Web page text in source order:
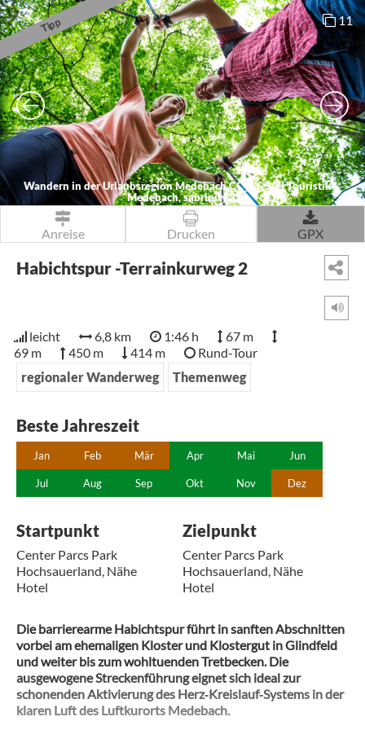
Tipp
Wandern in der Urlaubsregion MedebachCC-BY-SA|Touristik
Medebach, sabrinity
11
Anreise Drucken GPX
Habichtspur -Terrainkurweg 2
leicht 6,8 km 1:46 h
67 m
69 m
450 m 414 m
Rund-Tour
regionaler Wanderweg
Themenweg
Beste Jahreszeit
Jan Feb Mär Apr Mai Jun
Jul Aug Sep Okt Nov Dez
Startpunkt
Center Parcs Park
Hochsauerland, Nähe
Hotel
Zielpunkt
Center Parcs Park
Hochsauerland, Nähe
Hotel
Die barrierearme Habichtspur führt in sanften Abschnitten
vorbei am ehemaligen Kloster und Klostergut in Glindfeld
und weiter bis zum wohltuenden Tretbecken. Die
ausgewogene Streckenführung eignet sich ideal zur
schonenden Aktivierung des Herz‑Kreislauf‑Systems in der
klaren Luft des Luftkurorts Medebach.